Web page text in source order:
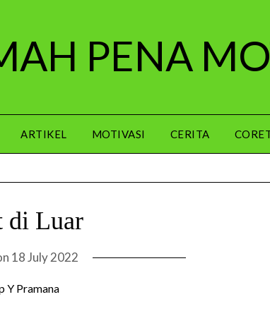
PENA
ARTIKEL MOTIVASI CERITA
di Luar
18 July 2022
Y Pramana